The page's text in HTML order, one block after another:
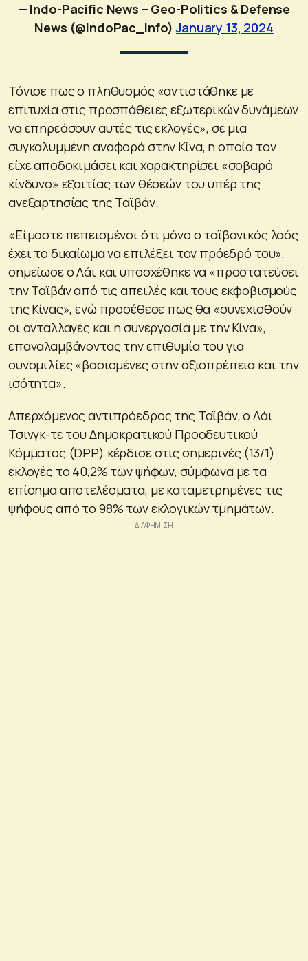
— Indo-Pacific News – Geo-Politics & Defense
News (@IndoPac_Info)January 13, 2024
Τόνισε πως ο πληθυσμός «αντιστάθηκε με
επιτυχία στις προσπάθειες εξωτερικών δυνάμεων
να επηρεάσουν αυτές τις εκλογές», σε μια
συγκαλυμμένη αναφορά στην Κίνα, η οποία τον
είχε αποδοκιμάσει και χαρακτηρίσει «σοβαρό
κίνδυνο» εξαιτίας των θέσεών του υπέρ της
ανεξαρτησίας της Ταϊβάν.
«Είμαστε πεπεισμένοι ότι μόνο ο ταϊβανικός λαός
έχει το δικαίωμα να επιλέξει τον πρόεδρό του»,
σημείωσε ο Λάι και υποσχέθηκε να «προστατεύσει
την Ταϊβάν από τις απειλές και τους εκφοβισμούς
της Κίνας», ενώ προσέθεσε πως θα «συνεχισθούν
οι ανταλλαγές και η συνεργασία με την Κίνα»,
επαναλαμβάνοντας την επιθυμία του για
συνομιλίες «βασισμένες στην αξιοπρέπεια και την
ισότητα».
Απερχόμενος αντιπρόεδρος της Ταϊβάν, ο Λάι
Τσινγκ-τε του Δημοκρατικού Προοδευτικού
Κόμματος (DPP) κέρδισε στις σημερινές (13/1)
εκλογές το 40,2% των ψήφων, σύμφωνα με τα
επίσημα αποτελέσματα, με καταμετρημένες τις
ψήφους από το 98% των εκλογικών τμημάτων.